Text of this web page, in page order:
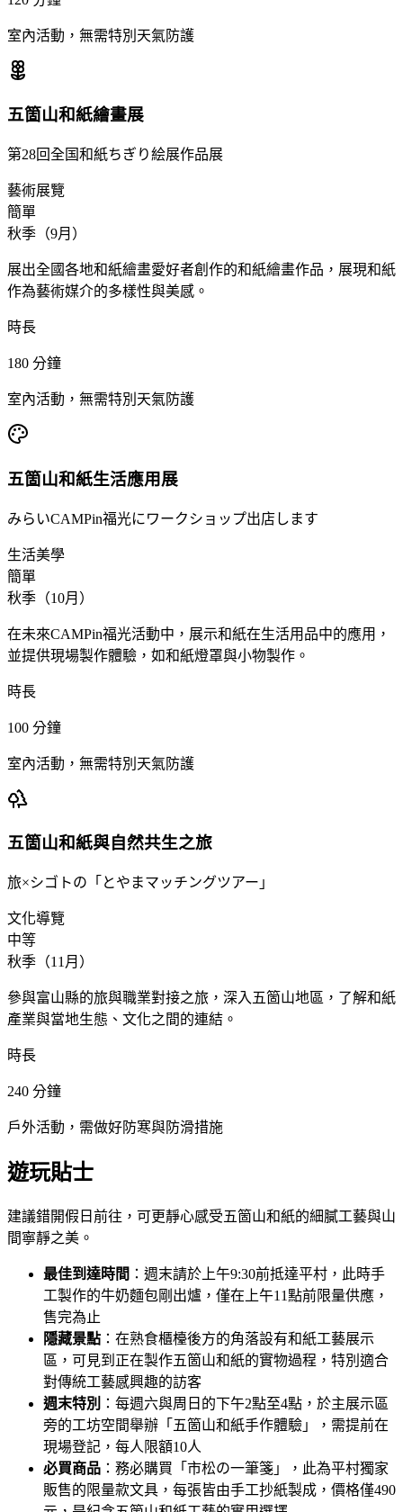
室內活動，無需特別天氣防護
五箇山和紙繪畫展
第28回全国和紙ちぎり絵展作品展
藝術展覽
簡單
秋季（9月）
展出全國各地和紙繪畫愛好者創作的和紙繪畫作品，展現和紙
作為藝術媒介的多樣性與美感。
時長
180 分鐘
室內活動，無需特別天氣防護
五箇山和紙生活應用展
みらいCAMPin福光にワークショップ出店します
生活美學
簡單
秋季（10月）
在未來CAMPin福光活動中，展示和紙在生活用品中的應用，
並提供現場製作體驗，如和紙燈罩與小物製作。
時長
100 分鐘
室內活動，無需特別天氣防護
五箇山和紙與自然共生之旅
旅×シゴトの「とやまマッチングツアー」
文化導覽
中等
秋季（11月）
參與富山縣的旅與職業對接之旅，深入五箇山地區，了解和紙
產業與當地生態、文化之間的連結。
時長
240 分鐘
戶外活動，需做好防寒與防滑措施
遊玩貼士
建議錯開假日前往，可更靜心感受五箇山和紙的細膩工藝與山
間寧靜之美。
最佳到達時間 ：週末請於上午9:30前抵達平村，此時手
工製作的牛奶麵包剛出爐，僅在上午11點前限量供應，
售完為止
隱藏景點 ：在熟食櫃檯後方的角落設有和紙工藝展示
區，可見到正在製作五箇山和紙的實物過程，特別適合
對傳統工藝感興趣的訪客
週末特別 ：每週六與周日的下午2點至4點，於主展示區
旁的工坊空間舉辦「五箇山和紙手作體驗」，需提前在
現場登記，每人限額10人
必買商品 ：務必購買「市松の一筆箋」，此為平村獨家
販售的限量款文具，每張皆由手工抄紙製成，價格僅490